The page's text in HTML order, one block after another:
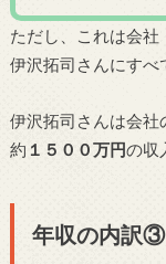
ただし、これは会社
伊沢拓司さんにすべ
伊沢拓司さんは会社
約 １５００万円の収
年収の内訳